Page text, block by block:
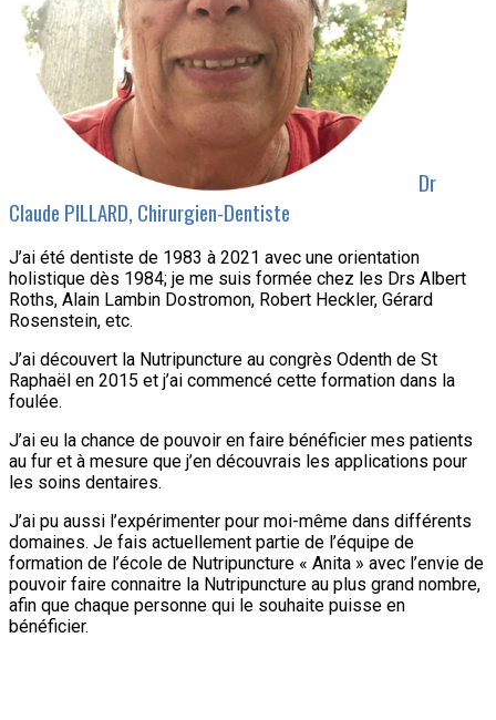
Dr
Claude PILLARD, Chirurgien-Dentiste
J’ai été dentiste de 1983 à 2021 avec une orientation
holistique dès 1984; je me suis formée chez les Drs Albert
Roths, Alain Lambin Dostromon, Robert Heckler, Gérard
Rosenstein, etc.
J’ai découvert la Nutripuncture au congrès Odenth de St
Raphaël en 2015 et j’ai commencé cette formation dans la
foulée.
J’ai eu la chance de pouvoir en faire bénéficier mes patients
au fur et à mesure que j’en découvrais les applications pour
les soins dentaires.
J’ai pu aussi l’expérimenter pour moi-même dans différents
domaines. Je fais actuellement partie de l’équipe de
formation de l’école de Nutripuncture « Anita » avec l’envie de
pouvoir faire connaitre la Nutripuncture au plus grand nombre,
afin que chaque personne qui le souhaite puisse en
bénéficier.